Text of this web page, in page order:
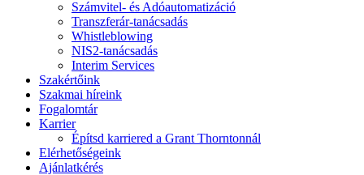
Számvitel- és Adóautomatizáció
Transzferár-tanácsadás
Whistleblowing
NIS2-tanácsadás
Interim Services
Szakértőink
Szakmai híreink
Fogalomtár
Karrier
Építsd karriered a Grant Thorntonnál
Elérhetőségeink
Ajánlatkérés